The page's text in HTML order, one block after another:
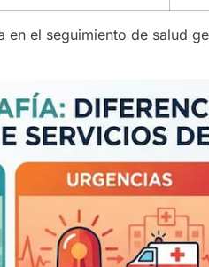
en el seguimiento de salud